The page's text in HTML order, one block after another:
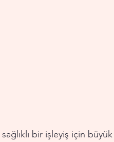
bir işleyiş için